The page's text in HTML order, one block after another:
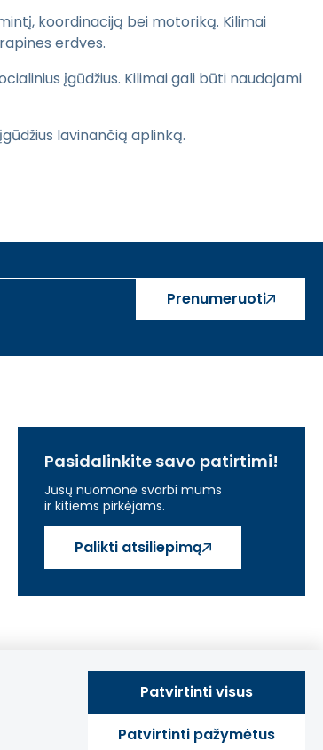
koordinaciją bei motoriką. Kilimai
erdves.
įgūdžius. Kilimai gali būti naudojami
lavinančią aplinką.
Prenumeruoti
Pasidalinkite savo patirtimi!
Jūsų nuomonė svarbi mums
ir kitiems pirkėjams.
Palikti atsiliepimą
2013 - 2026 SensorinisUgdymas Visos teisės saugomos.
Patvirtinti visus
Patvirtinti pažymėtus